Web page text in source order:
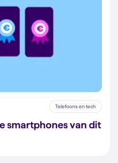
Telefoons en tech
smartphones van dit